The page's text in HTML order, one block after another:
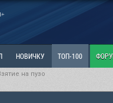
НОВИЧКУ ТОП-100
Ветка: Наболевшее. Выскажись!
на пузо